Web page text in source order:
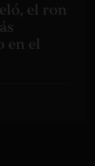
el ron
en el